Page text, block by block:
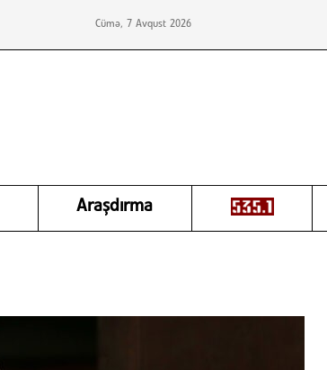
Cümə, 7 Avqust 2026
Araşdırma